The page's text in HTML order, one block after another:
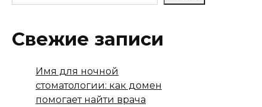
Свежие записи
Имя для ночной
стоматологии: как домен
помогает найти врача